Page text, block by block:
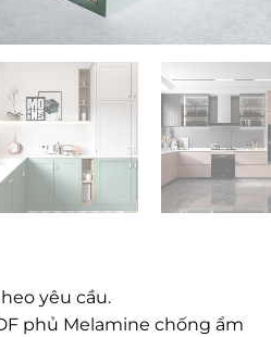
yêu cầu.
phủ Melamine chống ẩm